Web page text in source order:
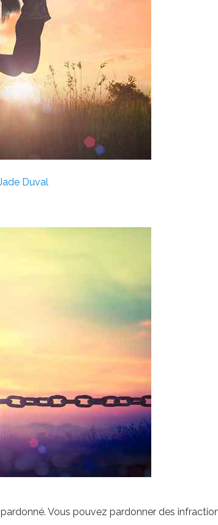
Duval
Vous pouvez pardonner des